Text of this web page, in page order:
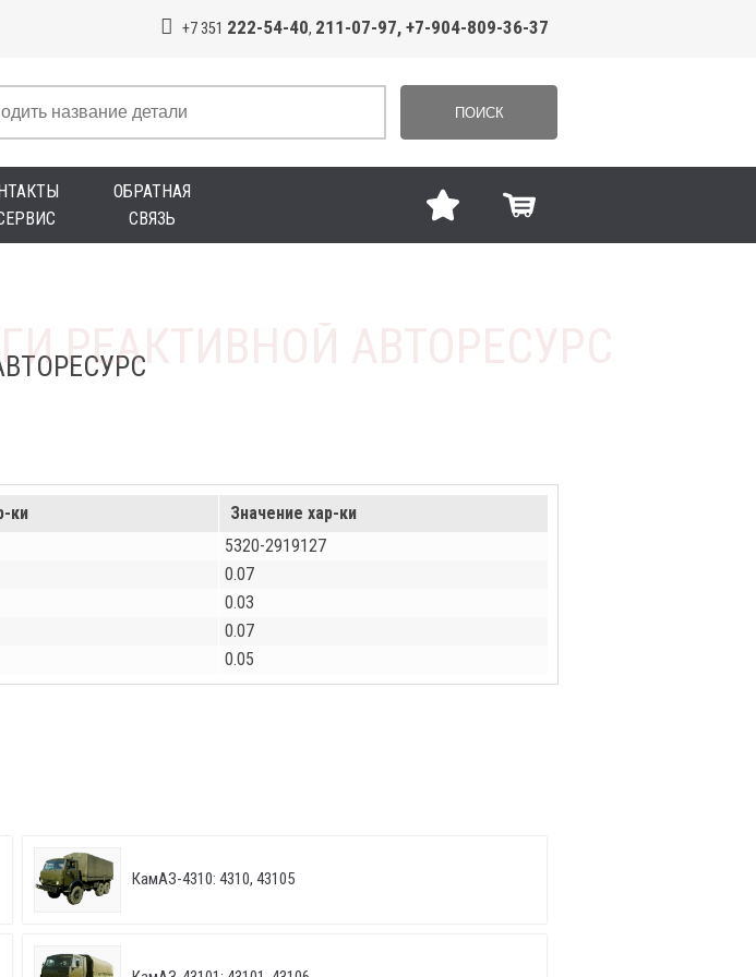
+7 351 222-54-40, 211-07-97, +7-904-809-36-37
ПОИСК
ОБРАТНАЯ
СВЯЗЬ
ки
Значение хар-ки
5320-2919127
0.07
0.03
0.07
0.05
КамАЗ-4310: 4310, 43105